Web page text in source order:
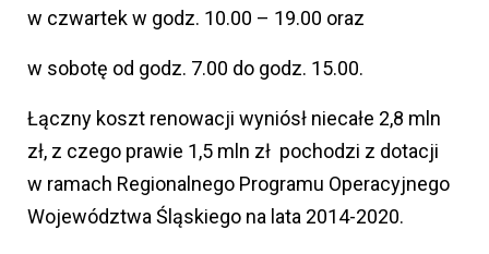
w czwartek w godz. 10.00 – 19.00 oraz
w sobotę od godz. 7.00 do godz. 15.00.
Łączny koszt renowacji wyniósł niecałe 2,8 mln
zł, z czego prawie 1,5 mln zł pochodzi z dotacji
w ramach Regionalnego Programu Operacyjnego
Województwa Śląskiego na lata 2014-2020.